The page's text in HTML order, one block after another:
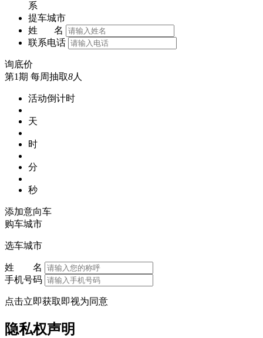
系
提车城市
姓 名
联系电话
询底价
第1期 每周抽取8人
活动倒计时
天
时
分
秒
添加意向车
购车城市
选车城市
姓 名
手机号码
点击立即获取即视为同意
隐私权声明